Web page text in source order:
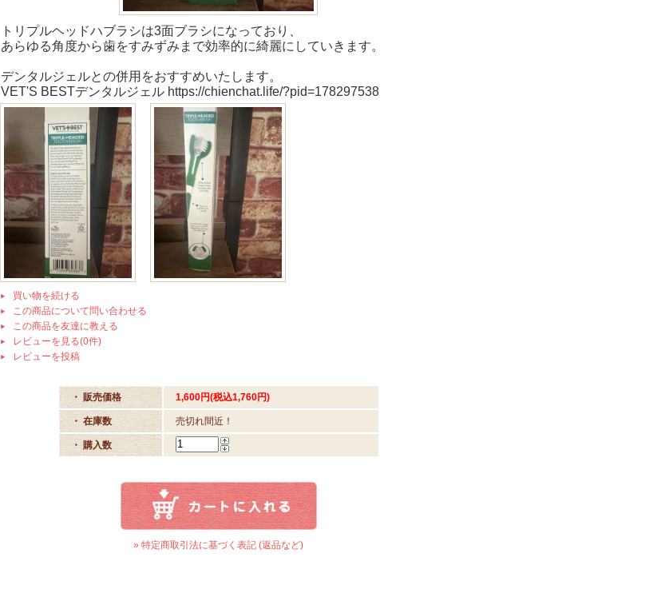
トリプルヘッドハブラシは3面ブラシになっており、
あらゆる角度から歯をすみずみまで効率的に綺麗にしていきます。
デンタルジェルとの併用をおすすめいたします。
VET'S BESTデンタルジェル https://chienchat.life/?pid=178297538
買い物を続ける
この商品について問い合わせる
この商品を友達に教える
レビューを見る(0件)
レビューを投稿
・ 販売価格 1,600円(税込1,760円)
・ 在庫数 売切れ間近！
・ 購入数
» 特定商取引法に基づく表記 (返品など)